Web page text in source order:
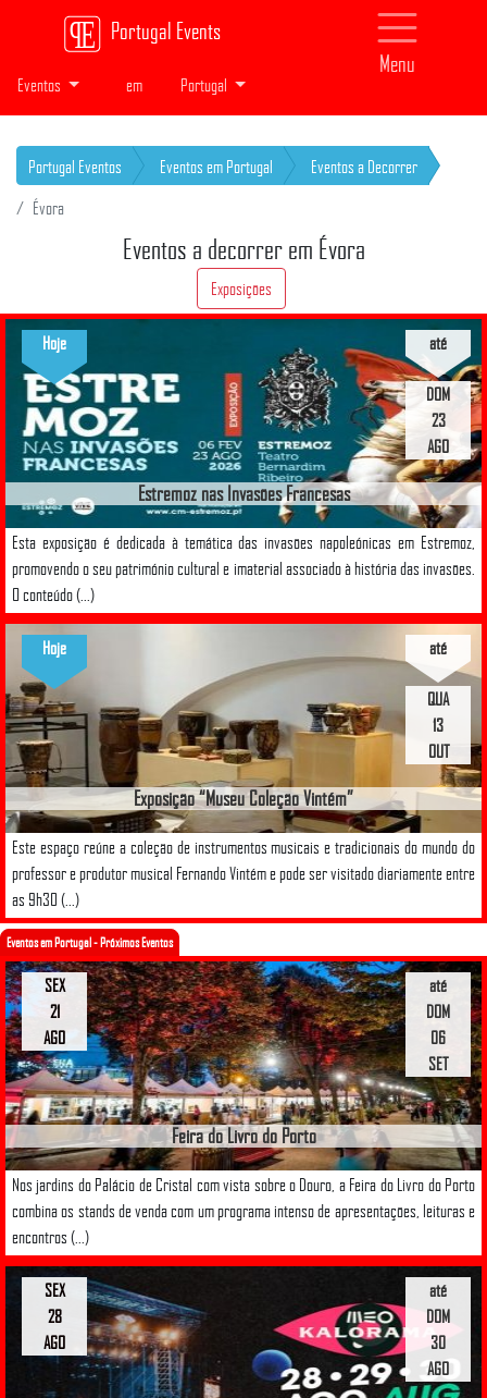
Portugal Events
Menu
Eventos em Portugal
Portugal Eventos Eventos em Portugal
Eventos a Decorrer
Évora
Eventos a decorrer em Évora
Exposições
Estremoz nas Invasões Francesas
Esta exposição é dedicada à temática das invasões napoleónicas em Estremoz,
promovendo o seu património cultural e imaterial associado à história das invasões.
O conteúdo (...)
até
DOM
23
AGO
Hoje
Exposição “Museu Coleção Vintém”
Este espaço reúne a coleção de instrumentos musicais e tradicionais do mundo do
professor e produtor musical Fernando Vintém e pode ser visitado diariamente entre
as 9h30 (...)
até
QUA
13
OUT
Hoje
Eventos em Portugal - Próximos Eventos
Feira do Livro do Porto
Nos jardins do Palácio de Cristal com vista sobre o Douro, a Feira do Livro do Porto
combina os stands de venda com um programa intenso de apresentações, leituras e
encontros (...)
até
DOM
06
SET
SEX
21
AGO
até
DOM
30
AGO
SEX
28
AGO